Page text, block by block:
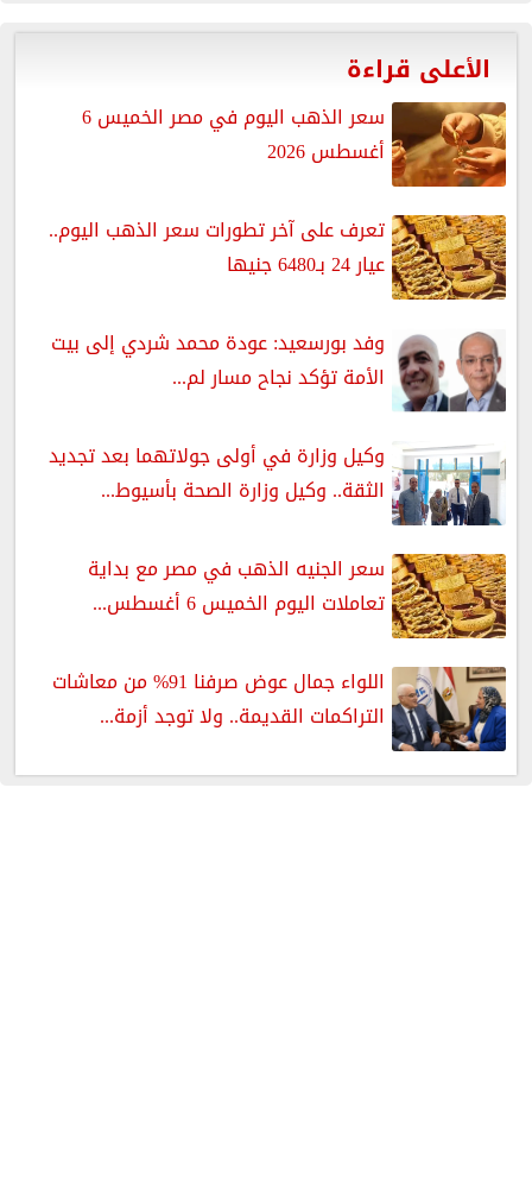
الأعلى قراءة
سعر الذهب اليوم في مصر الخميس 6
أغسطس 2026
تعرف على آخر تطورات سعر الذهب اليوم..
عيار 24 بـ6480 جنيها
وفد بورسعيد: عودة محمد شردي إلى بيت
الأمة تؤكد نجاح مسار لم...
وكيل وزارة في أولى جولاتهما بعد تجديد
الثقة.. وكيل وزارة الصحة بأسيوط...
سعر الجنيه الذهب في مصر مع بداية
تعاملات اليوم الخميس 6 أغسطس...
اللواء جمال عوض صرفنا 91% من معاشات
التراكمات القديمة.. ولا توجد أزمة...